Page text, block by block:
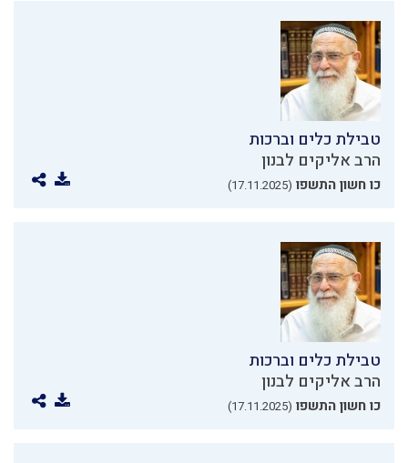
טבילת כלים וברכות
הרב אליקים לבנון
כו חשון התשפו (17.11.2025)
טבילת כלים וברכות
הרב אליקים לבנון
כו חשון התשפו (17.11.2025)